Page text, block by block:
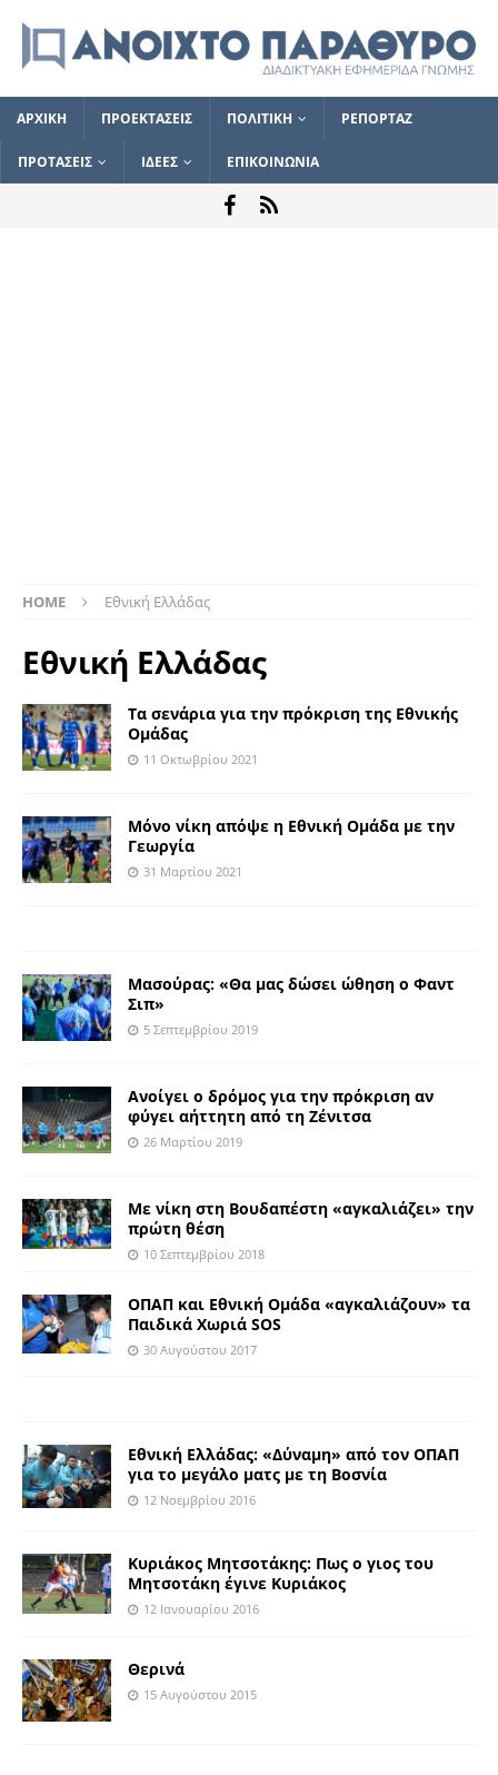
ΑΡΧΙΚΗ ΠΡΟΕΚΤΑΣΕΙΣ ΠΟΛΙΤΙΚΗ ΡΕΠΟΡΤΑΖ
ΠΡΟΤΑΣΕΙΣ ΙΔΕΕΣ ΕΠΙΚΟΙΝΩΝΙΑ
HOME Εθνική Ελλάδας
Εθνική Ελλάδας
Τα σενάρια για την πρόκριση της Εθνικής
Ομάδας
11 Οκτωβρίου 2021
Μόνο νίκη απόψε η Εθνική Ομάδα με την
Γεωργία
31 Μαρτίου 2021
Μασούρας: «Θα μας δώσει ώθηση ο Φαντ
Σιπ»
5 Σεπτεμβρίου 2019
Ανοίγει ο δρόμος για την πρόκριση αν
φύγει αήττητη από τη Ζένιτσα
26 Μαρτίου 2019
Με νίκη στη Βουδαπέστη «αγκαλιάζει» την
πρώτη θέση
10 Σεπτεμβρίου 2018
ΟΠΑΠ και Εθνική Ομάδα «αγκαλιάζουν» τα
Παιδικά Χωριά SOS
30 Αυγούστου 2017
Εθνική Ελλάδας: «Δύναμη» από τον ΟΠΑΠ
για το μεγάλο ματς με τη Βοσνία
12 Νοεμβρίου 2016
Κυριάκος Μητσοτάκης: Πως ο γιος του
Μητσοτάκη έγινε Κυριάκος
12 Ιανουαρίου 2016
Θερινά
15 Αυγούστου 2015